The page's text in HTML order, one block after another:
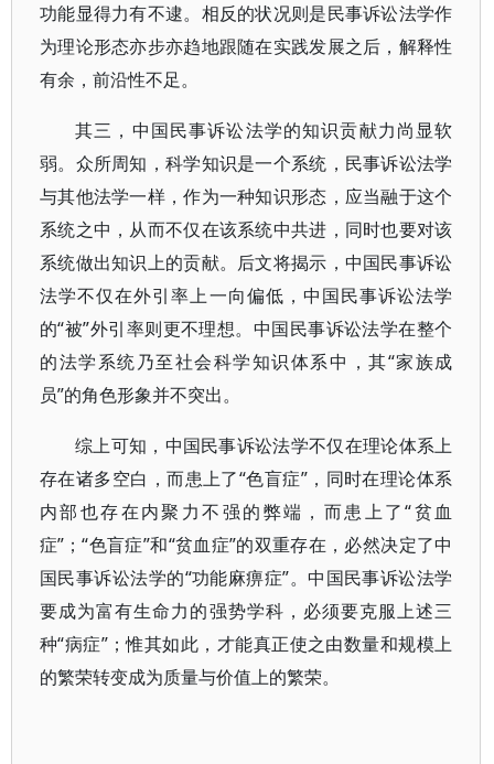
功能显得力有不逮。相反的状况则是民事诉讼法学作
为理论形态亦步亦趋地跟随在实践发展之后，解释性
有余，前沿性不足。
其三，中国民事诉讼法学的知识贡献力尚显软
弱。众所周知，科学知识是一个系统，民事诉讼法学
与其他法学一样，作为一种知识形态，应当融于这个
系统之中，从而不仅在该系统中共进，同时也要对该
系统做出知识上的贡献。后文将揭示，中国民事诉讼
法学不仅在外引率上一向偏低，中国民事诉讼法学
的“被”外引率则更不理想。中国民事诉讼法学在整个
的法学系统乃至社会科学知识体系中，其“家族成
员”的角色形象并不突出。
综上可知，中国民事诉讼法学不仅在理论体系上
存在诸多空白，而患上了“色盲症”，同时在理论体系
内部也存在内聚力不强的弊端，而患上了“贫血
症”；“色盲症”和“贫血症”的双重存在，必然决定了中
国民事诉讼法学的“功能麻痹症”。中国民事诉讼法学
要成为富有生命力的强势学科，必须要克服上述三
种“病症”；惟其如此，才能真正使之由数量和规模上
的繁荣转变成为质量与价值上的繁荣。